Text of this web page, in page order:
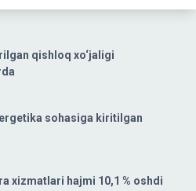
qishloq xo‘jaligi
sohasiga kiritilgan
xizmatlari hajmi 10,1 % oshdi